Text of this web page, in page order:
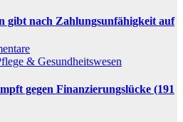
gibt nach Zahlungsunfähigkeit auf
& Gesundheitswesen
gegen Finanzierungslücke (191